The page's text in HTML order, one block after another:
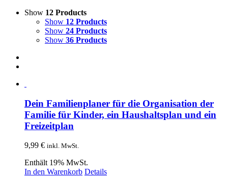
Show 12 Products
Show 12 Products
Show 24 Products
Show 36 Products
Dein Familienplaner für die Organisation der
Familie für Kinder, ein Haushaltsplan und ein
Freizeitplan
9,99 € inkl. MwSt.
Enthält 19% MwSt.
In den Warenkorb Details